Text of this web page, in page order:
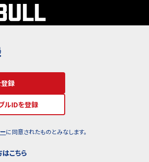
録
ルIDを登録
に同意されたものとみなします。
こちら